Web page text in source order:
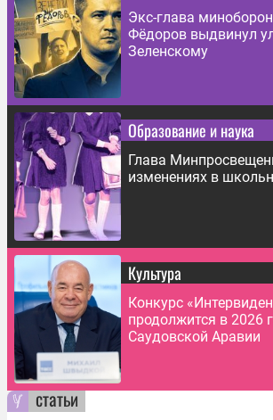
Экс-глава
Фёдоров выдвинул
Зеленскому
Образование и наука
Глава
изменениях в
Культура
Конкурс
продолжится в 2026
Саудовской Аравии
статьи